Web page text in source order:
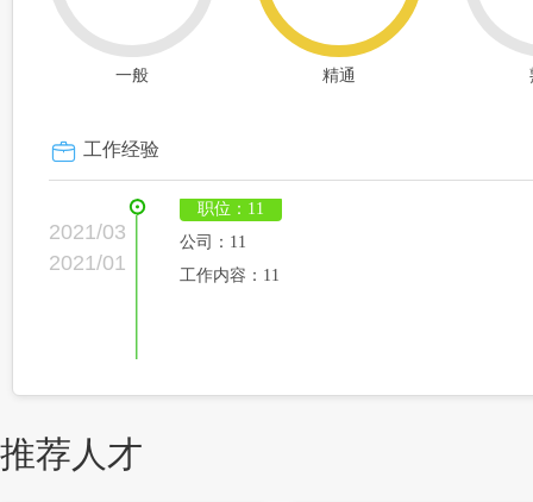
一般 精通
工作经验
2021/03
2021/01
职位：11
公司：11
工作内容：11
推荐人才